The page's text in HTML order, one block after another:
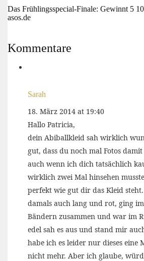
Das Frühlingsspecial-Finale: Gewinnt 5
asos.de
Kommentare
Sarah
18. März 2014 at 19:40
Hallo Patricia,
dein Abiballkleid sah wirklich
gut, dass du noch mal Fotos
auch wenn ich dich tatsächlich
wirklich zwei Mal hinsehen
perfekt wie gut dir das Kleid
damals auch lang und rot, ging
Bändern zusammen und war im
edel sah es aus und stand mir
habe ich es leider nur dieses eine
nicht mehr. Aber ich glaube,